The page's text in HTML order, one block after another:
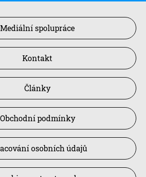
Mediální spolupráce
Kontakt
Články
Obchodní podmínky
osobních údajů